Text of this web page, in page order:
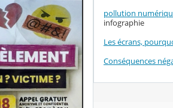
pollution
infographie
Les écrans,
Conséquences